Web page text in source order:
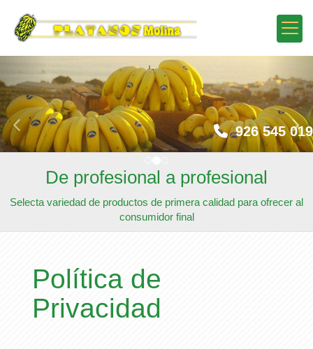
926 545 019
De profesional a profesional
Selecta variedad de productos de primera calidad para ofrecer al
consumidor final
Política de
Privacidad